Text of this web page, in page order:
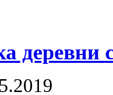
деревни